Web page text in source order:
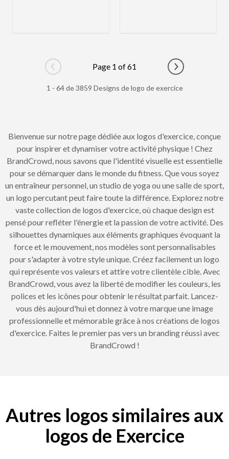
Go to previous page
Page 1 of 61
Go to next
1 - 64 de 3859 Designs de logo de exercice
Bienvenue sur notre page dédiée aux logos d'exercice, conçue
pour inspirer et dynamiser votre activité physique ! Chez
BrandCrowd, nous savons que l'identité visuelle est essentielle
pour se démarquer dans le monde du fitness. Que vous soyez
un entraîneur personnel, un studio de yoga ou une salle de sport,
un logo percutant peut faire toute la différence. Explorez notre
vaste collection de logos d'exercice, où chaque design est
pensé pour refléter l'énergie et la passion de votre activité. Des
silhouettes dynamiques aux éléments graphiques évoquant la
force et le mouvement, nos modèles sont personnalisables
pour s'adapter à votre style unique. Créez facilement un logo
qui représente vos valeurs et attire votre clientèle cible. Avec
BrandCrowd, vous avez la liberté de modifier les couleurs, les
polices et les icônes pour obtenir le résultat parfait. Lancez-
vous dès aujourd'hui et donnez à votre marque une image
professionnelle et mémorable grâce à nos créations de logos
d'exercice. Faites le premier pas vers un branding réussi avec
BrandCrowd !
Autres logos similaires aux
logos de Exercice